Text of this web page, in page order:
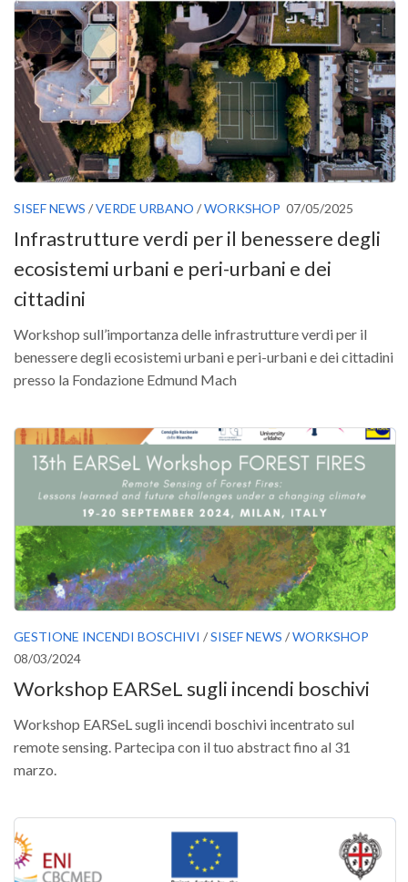
Congressi
Pagina Congressi
Premi SISEF
XV Congresso (Sassari 2026)
XIV Congresso (Padova 2024)
XIII Congresso (Orvieto 2022)
XII Congresso (Palermo 2019)
XI Congresso (Roma 2017)
X Congresso (Firenze 2015)
IX Congresso (Bolzano 2013)
VIII Congresso (Rende 2011)
VII Congresso (Isernia 2009)
VI Congresso (Arezzo 2007)
IV Congresso (Potenza 2003)
III Congresso (Viterbo 2001)
II Congresso (Bologna 1999)
I Congresso (Padova 1997)
Redazione
Pagina Principale
Editoriali
Pillole di Scienze Forestali
Highlights
#FOCUSINCENDI
Cartella Stampa
PDF
SISEF NEWS /VERDE URBANO /WORKSHOP 07/05/2025
Infrastrutture verdi per il benessere degli
ecosistemi urbani e peri-urbani e dei
cittadini
Workshop sull’importanza delle infrastrutture verdi per il
benessere degli ecosistemi urbani e peri-urbani e dei cittadini
presso la Fondazione Edmund Mach
GESTIONE INCENDI BOSCHIVI /SISEF NEWS /WORKSHOP
08/03/2024
Workshop EARSeL sugli incendi boschivi
Workshop EARSeL sugli incendi boschivi incentrato sul
remote sensing. Partecipa con il tuo abstract fino al 31
marzo.